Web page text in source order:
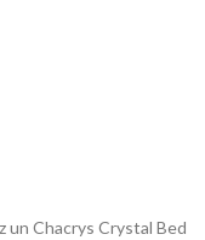
un Chacrys Crystal Bed